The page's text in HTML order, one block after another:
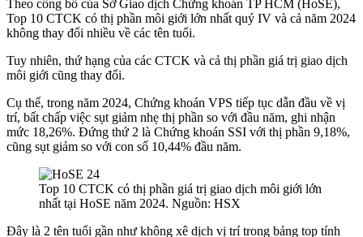
Theo công bố của Sở Giao dịch Chứng khoán TP HCM (HoSE),
Top 10 CTCK có thị phần môi giới lớn nhất quý IV và cả năm 2024
không thay đổi nhiều về các tên tuổi.
Tuy nhiên, thứ hạng của các CTCK và cả thị phần giá trị giao dịch
môi giới cũng thay đổi.
Cụ thể, trong năm 2024, Chứng khoán VPS tiếp tục dẫn đầu về vị
trí, bất chấp việc sụt giảm nhẹ thị phần so với đầu năm, ghi nhận
mức 18,26%. Đứng thứ 2 là Chứng khoán SSI với thị phần 9,18%,
cũng sụt giảm so với con số 10,44% đầu năm.
Top 10 CTCK có thị phần giá trị giao dịch môi giới lớn
nhất tại HoSE năm 2024. Nguồn: HSX
Đây là 2 tên tuổi gần như không xê dịch vị trí trong bảng top tính